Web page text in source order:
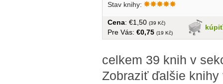
Stav knihy:
kúpiť
Cena: €1,50 (39 Kč)
Pre Vás: €0,75 (19 Kč)
celkem 39 knih v
Zobraziť ďalšie